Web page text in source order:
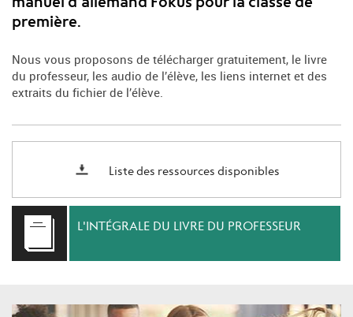
première.
Nous vous proposons de télécharger gratuitement, le livre
du professeur, les audio de l’élève, les liens internet et des
extraits du fichier de l’élève.
Liste des ressources disponibles
L'INTÉGRALE DU LIVRE DU PROFESSEUR